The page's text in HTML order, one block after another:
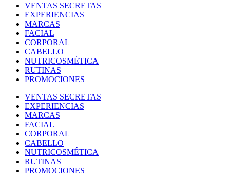
VENTAS SECRETAS
EXPERIENCIAS
MARCAS
FACIAL
CORPORAL
CABELLO
NUTRICOSMÉTICA
RUTINAS
PROMOCIONES
VENTAS SECRETAS
EXPERIENCIAS
MARCAS
FACIAL
CORPORAL
CABELLO
NUTRICOSMÉTICA
RUTINAS
PROMOCIONES